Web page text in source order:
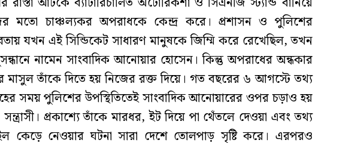
মতো চাঞ্চল্যকর অপরাধকে কেন্দ্র করে। প্রশাসন ও পুলিশের
যখন এই সিন্ডিকেট সাধারণ মানুষকে জিম্মি করে রেখেছিল, তখন
নামেন সাংবাদিক আনোয়ার হোসেন। কিন্তু অপরাধের অন্ধকার
তাঁকে দিতে হয় নিজের রক্ত দিয়ে। গত বছরের ৬ আগস্টে তথ্য
সময় পুলিশের উপস্থিতিতেই সাংবাদিক আনোয়ারের ওপর চড়াও হয়
প্রকাশ্যে তাঁকে মারধর, ইট দিয়ে পা থেঁতলে দেওয়া এবং তথ্য
কেড়ে নেওয়ার ঘটনা সারা দেশে তোলপাড় সৃষ্টি করে। এরপরও